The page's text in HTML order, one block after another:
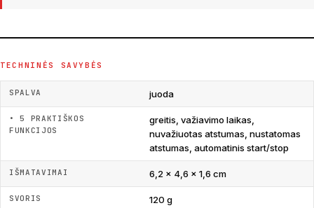
TECHNINĖS SAVYBĖS
SPALVA juoda
• 5 PRAKTIŠKOS
FUNKCIJOS
greitis, važiavimo laikas,
nuvažiuotas atstumas, nustatomas
atstumas, automatinis start/stop
IŠMATAVIMAI ‎6,2 x 4,6 x 1,6 cm
SVORIS 120 g